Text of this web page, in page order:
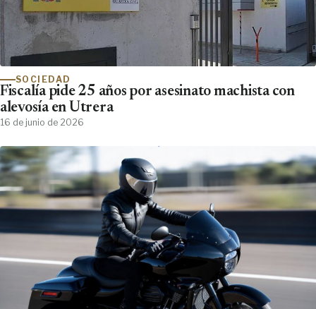
SOCIEDAD
Fiscalía pide 25 años por asesinato machista con
alevosía en Utrera
16 de junio de 2026